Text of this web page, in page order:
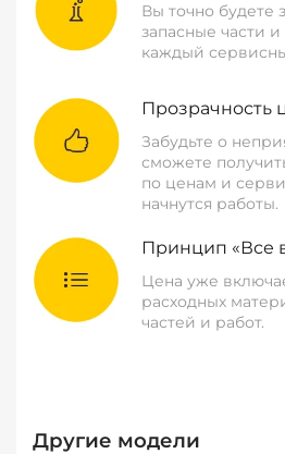
Вы точно будете
запасные части
каждый
Прозрачность
Забудьте о
сможете
по ценам и
начнутся работы.
Принцип «Все
Цена уже
расходных
частей и работ.
Другие модели